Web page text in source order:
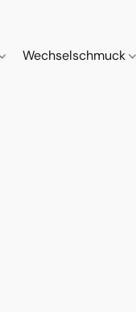
Wechselschmuck